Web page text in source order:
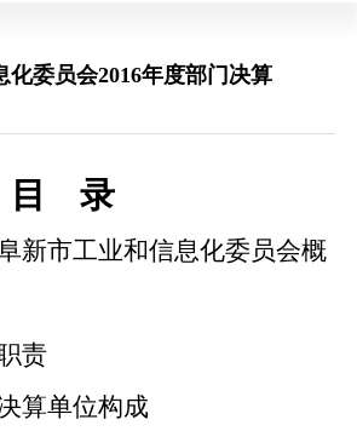
化委员会2016年度部门决算
目 录
新市工业和信息化委员会概
责
算单位构成